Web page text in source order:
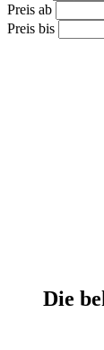
Preis ab
Preis bis
Die